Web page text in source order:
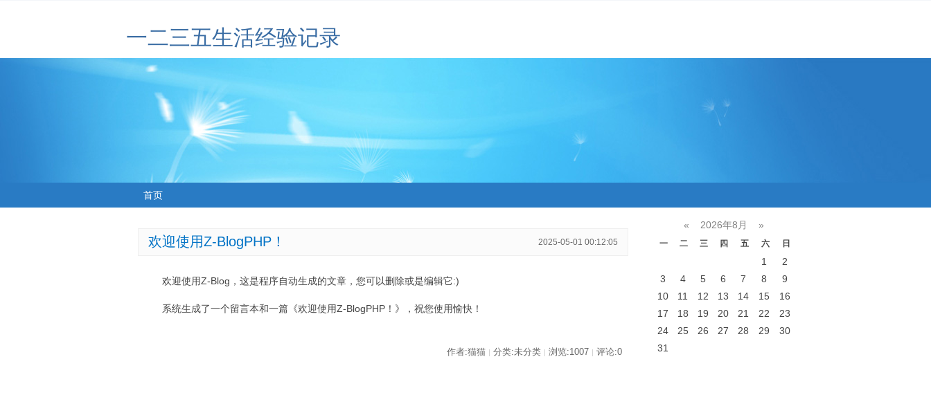
一二三五生活经验记录
首页
欢迎使用Z-BlogPHP！ 2025-05-01 00:12:05
欢迎使用Z-Blog，这是程序自动生成的文章，您可以删除或是编辑它:)
系统生成了一个留言本和一篇《欢迎使用Z-BlogPHP！》，祝您使用愉快！
作者:猫猫 | 分类:未分类 | 浏览:1007 | 评论:0
« 2026年8月 »
一 二 三 四 五 六 日
1
2
3
4 5 6 7 8
9
10
11 12 13 14 15
16
17
18 19 20 21 22
23
24
25 26 27 28 29
30
31